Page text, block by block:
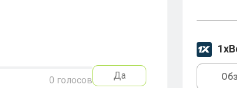
0 голосов Да